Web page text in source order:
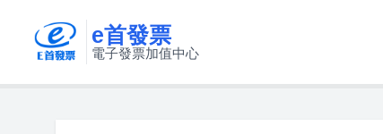
e首發票
電子發票加值中心